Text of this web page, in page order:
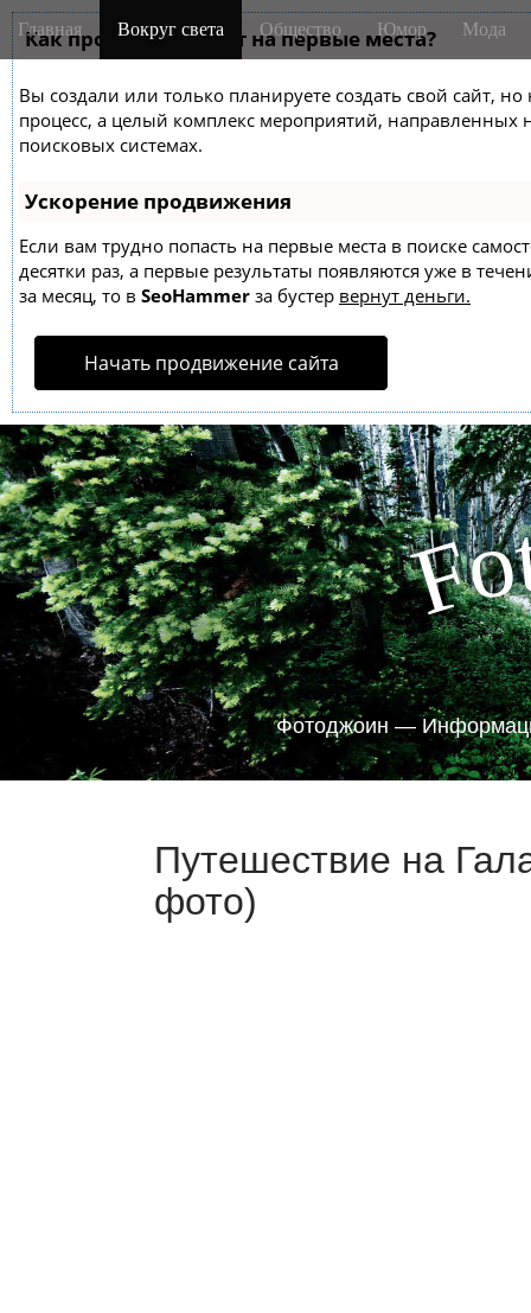
Как продвинуть сайт на первые места?
Вы создали или только планируете создать свой сайт,
процесс, а целый комплекс мероприятий,
поисковых системах.
Ускорение продвижения
Если вам трудно попасть на первые места в поиске
десятки раз, а первые результаты появляются уже в
за месяц, то в SeoHammer за бустер вернут деньги.
Начать продвижение сайта
M
a
n
m
e
n
u
i
Главная Вокруг света Общество Юмор Мода
Fo
Фотоджоин —
Путешествие на
фото)